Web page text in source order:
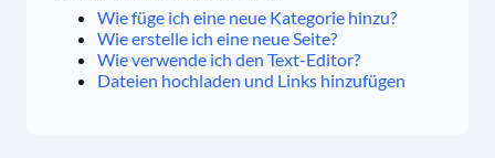
Wie füge ich eine neue Kategorie hinzu?
Wie erstelle ich eine neue Seite?
Wie verwende ich den Text-Editor?
Dateien hochladen und Links hinzufügen